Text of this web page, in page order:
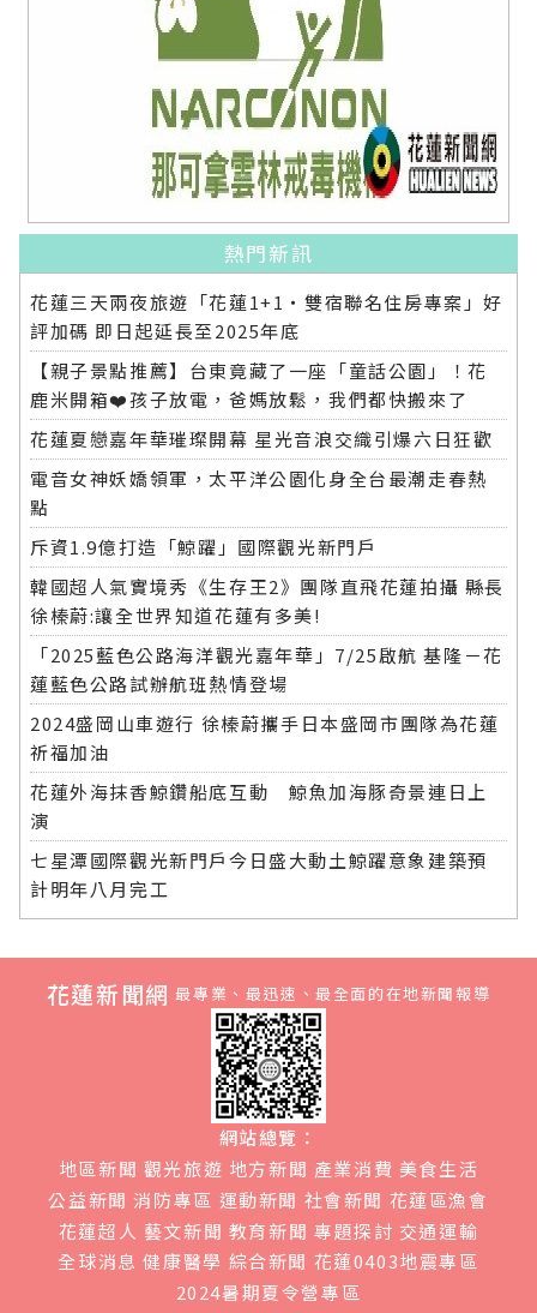
熱門新訊
花蓮三天兩夜旅遊「花蓮1+1‧雙宿聯名住房專案」好
評加碼 即日起延長至2025年底
【親子景點推薦】台東竟藏了一座「童話公園」！花
鹿米開箱❤️孩子放電，爸媽放鬆，我們都快搬來了
花蓮夏戀嘉年華璀璨開幕 星光音浪交織引爆六日狂歡
電音女神妖嬌領軍，太平洋公園化身全台最潮走春熱
點
斥資1.9億打造「鯨躍」國際觀光新門戶
韓國超人氣實境秀《生存王2》團隊直飛花蓮拍攝 縣長
徐榛蔚:讓全世界知道花蓮有多美!
「2025藍色公路海洋觀光嘉年華」7/25啟航 基隆－花
蓮藍色公路試辦航班熱情登場
2024盛岡山車遊行 徐榛蔚攜手日本盛岡市團隊為花蓮
祈福加油
花蓮外海抹香鯨鑽船底互動 鯨魚加海豚奇景連日上
演
七星潭國際觀光新門戶今日盛大動土鯨躍意象建築預
計明年八月完工
花蓮新聞網 最專業、最迅速、最全面的在地新聞報導
網站總覽：
地區新聞 觀光旅遊 地方新聞 產業消費 美食生活
公益新聞 消防專區 運動新聞 社會新聞 花蓮區漁會
花蓮超人 藝文新聞 教育新聞 專題探討 交通運輸
全球消息 健康醫學 綜合新聞 花蓮0403地震專區
2024暑期夏令營專區